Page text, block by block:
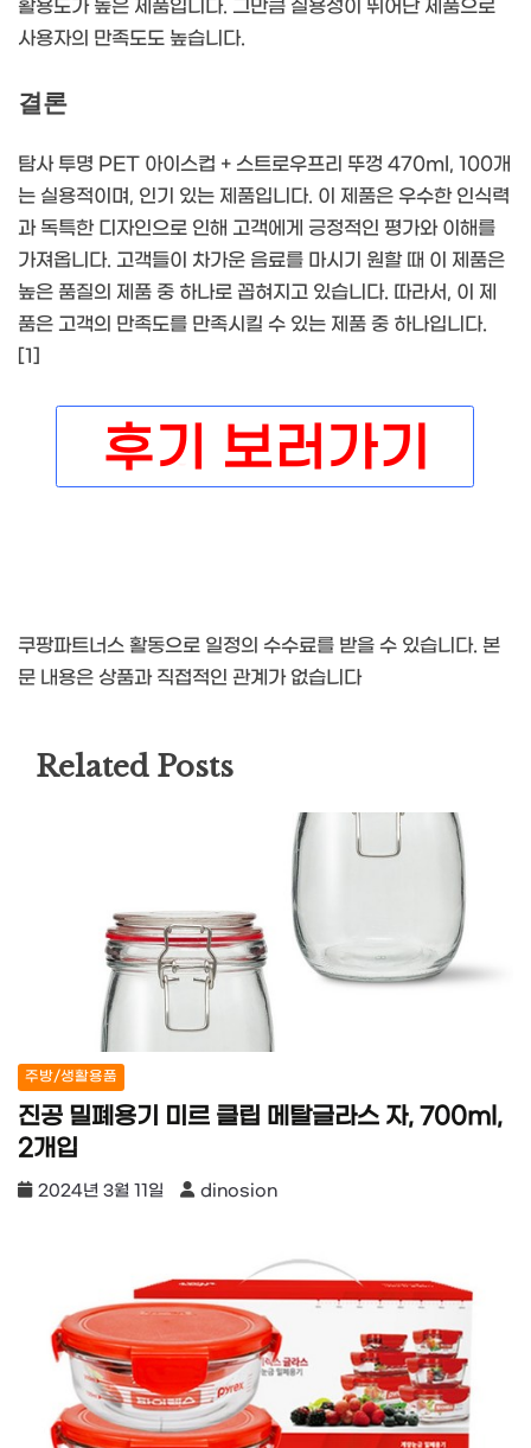
활용도가 높은 제품입니다. 그만큼 실용성이 뛰어난 제품으로
사용자의 만족도도 높습니다.
결론
탐사 투명 PET 아이스컵 + 스트로우프리 뚜껑 470ml, 100개
는 실용적이며, 인기 있는 제품입니다. 이 제품은 우수한 인식력
과 독특한 디자인으로 인해 고객에게 긍정적인 평가와 이해를
가져옵니다. 고객들이 차가운 음료를 마시기 원할 때 이 제품은
높은 품질의 제품 중 하나로 꼽혀지고 있습니다. 따라서, 이 제
품은 고객의 만족도를 만족시킬 수 있는 제품 중 하나입니다.
[1]
쿠팡파트너스 활동으로 일정의 수수료를 받을 수 있습니다. 본
문 내용은 상품과 직접적인 관계가 없습니다
Related Posts
주방/생활용품
진공 밀폐용기 미르 클립 메탈글라스 자, 700ml,
2개입
2024년 3월 11일 dinosion